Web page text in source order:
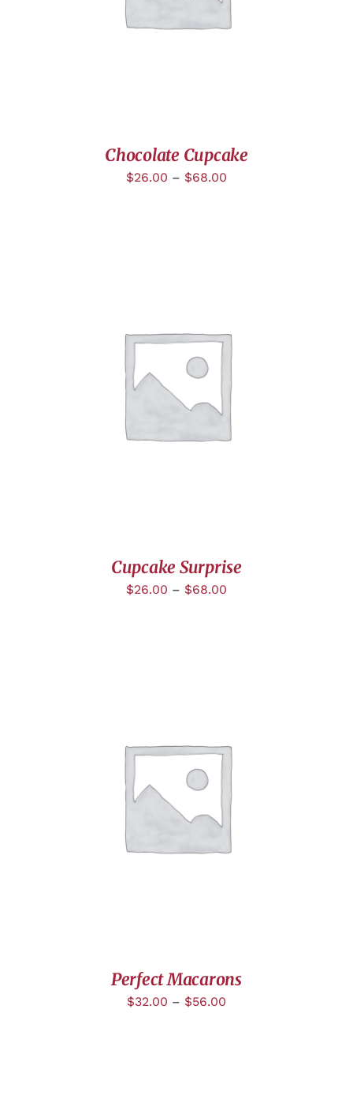
Chocolate Cupcake
$26.00 – $68.00
DÉTAILS
Cupcake Surprise
$26.00 – $68.00
DÉTAILS
Perfect Macarons
$32.00 – $56.00